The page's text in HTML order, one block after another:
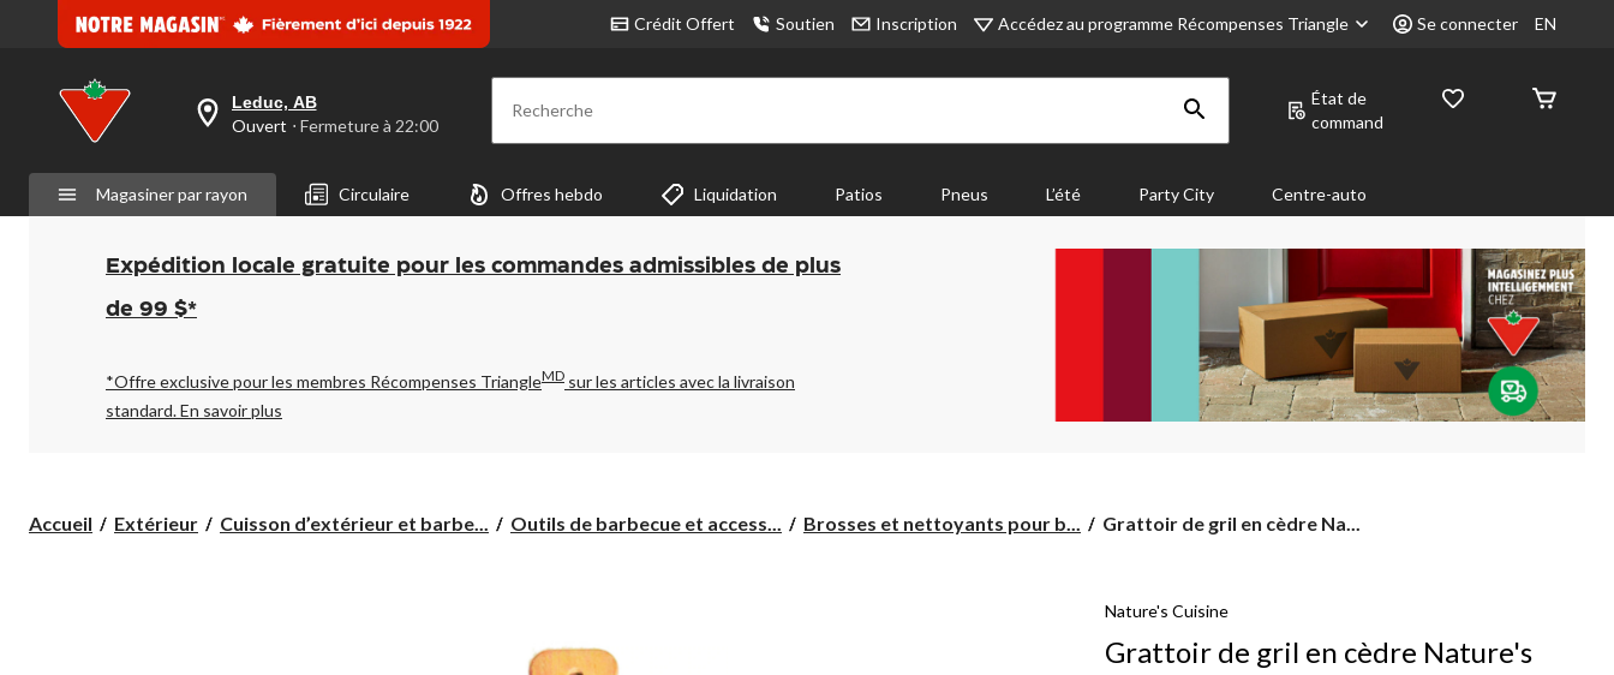
Crédit Offert Soutien Inscription Accédez au programme Récompenses Triangle Se connecter EN
votre
est
Leduc,
AB,
Ouvert,
Fermeture
à
pour
changer
Leduc, AB
Ouvert ⋅ Fermeture à 22:00 Recherche
État de
command
Magasiner par rayon Circulaire Offres hebdo Liquidation Patios Pneus L’été Party City Centre-auto
Expédition locale gratuite pour les commandes admissibles de plus
de 99 $*
*Offre exclusive pour les membres Récompenses TriangleMD sur les articles avec la livraison
standard.En savoir plus
Accueil Extérieur Cuisson d’extérieur et barbe... Outils de barbecue et access... Brosses et nettoyants pour b...
Grattoir
cèdre
Cuisine
Grattoir de gril en cèdre Na...
Nature's Cuisine
Grattoir de gril en cèdre Nature's
page.